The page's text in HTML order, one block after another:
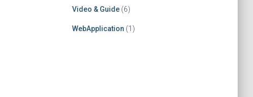
Video & Guide(6)
WebApplication (1)